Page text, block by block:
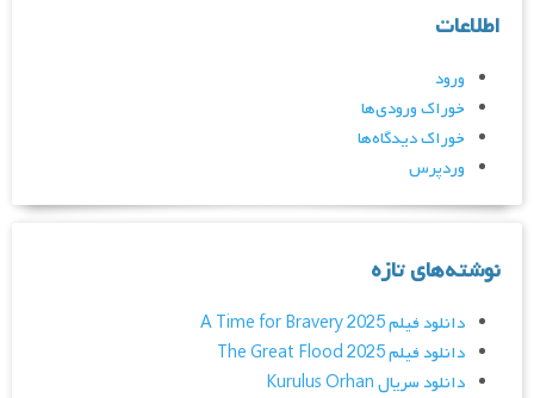
اطلاعات
ورود
خوراک ورودی‌ها
خوراک دیدگاه‌ها
وردپرس
نوشته‌های تازه
دانلود فیلم A Time for Bravery 2025
دانلود فیلم The Great Flood 2025
دانلود سریال Kurulus Orhan